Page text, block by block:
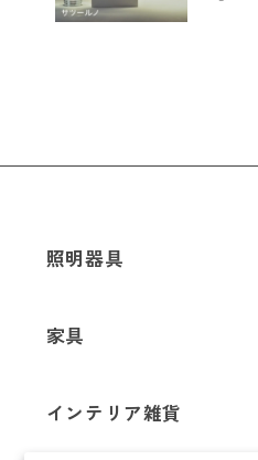
照明器具
シーリングライト
テーブルライト
家具
チェア
インテリア雑貨